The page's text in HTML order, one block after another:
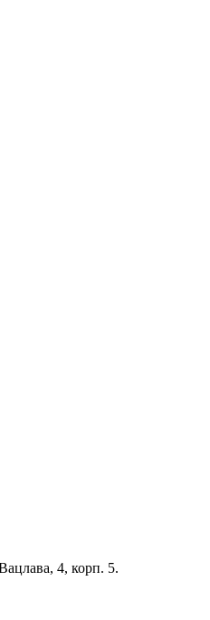
4, корп. 5.